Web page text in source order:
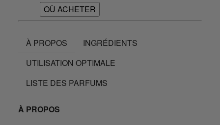
OÙ ACHETER
À PROPOS
INGRÉDIENTS
UTILISATION OPTIMALE
LISTE DES PARFUMS
À PROPOS